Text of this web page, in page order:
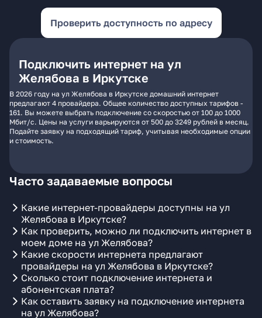
Проверить доступность по адресу
Подключить интернет на ул
Желябова в Иркутске
В 2026 году на ул Желябова в Иркутске домашний интернет
предлагают 4 провайдера. Общее количество доступных тарифов -
161. Вы можете выбрать подключение со скоростью от 100 до 1000
Мбит/с. Цены на услуги варьируются от 500 до 3249 рублей в месяц.
Подайте заявку на подходящий тариф, учитывая необходимые опции
и стоимость.
Часто задаваемые вопросы
Какие интернет-провайдеры доступны на ул
Желябова в Иркутске?
Как проверить, можно ли подключить интернет в
моем доме на ул Желябова?
Какие скорости интернета предлагают
провайдеры на ул Желябова в Иркутске?
Сколько стоит подключение интернета и
абонентская плата?
Как оставить заявку на подключение интернета
на ул Желябова?